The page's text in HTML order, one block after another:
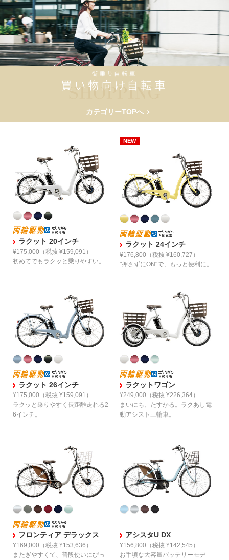
カテゴリーTOPへ
ラクット 20インチ
¥175,000 （税抜 ¥159,091）
初めてでも ラクッと乗りやすい。
ラクット 24インチ
¥176,800 （税抜 ¥160,727）
"押さずにON"で、
もっと便利に。
ラクット 26インチ
¥175,000 （税抜 ¥159,091）
ラクッと乗りやすく 長距離走れる2
6インチ。
ラクットワゴン
¥249,000 （税抜 ¥226,364）
まいにち、たすかる。 ラクあし電
動アシスト三輪車。
フロンティア デラックス
¥169,000 （税抜 ¥153,636）
またぎやすくて、 普段使いにぴっ
アシスタU DX
¥156,800 （税抜 ¥142,545）
お手頃な大容量バッテリーモデ